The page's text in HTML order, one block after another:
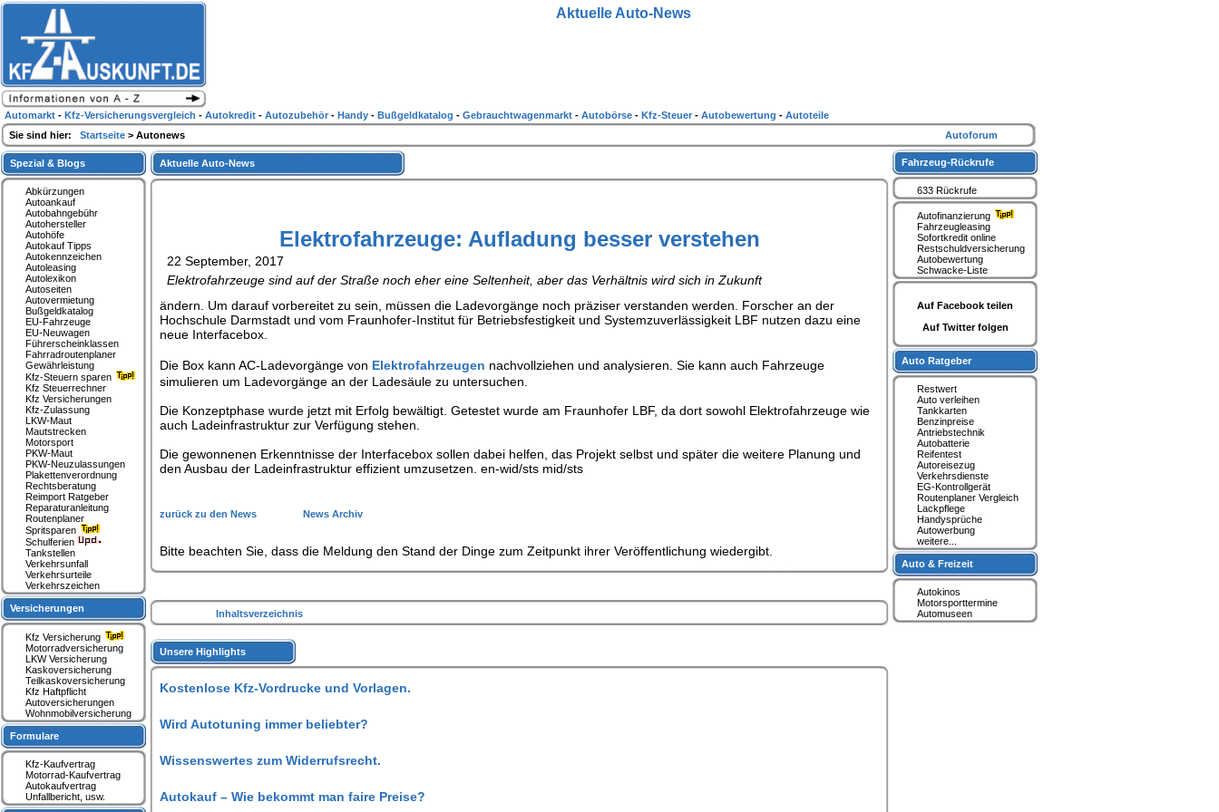
Aktuelle Auto-News
Elektrofahrzeuge: Aufladung besser verstehen
22 September, 2017
Elektrofahrzeuge sind auf der Straße noch eher eine Seltenheit, aber das Verhältnis wird sich in Zukunft
ändern. Um darauf vorbereitet zu sein, müssen die Ladevorgänge noch präziser verstanden werden. Forscher an der
Hochschule Darmstadt und vom Fraunhofer-Institut für Betriebsfestigkeit und Systemzuverlässigkeit LBF nutzen dazu eine
neue Interfacebox.
Die Box kann AC-Ladevorgänge von Elektrofahrzeugen nachvollziehen und analysieren. Sie kann auch Fahrzeuge
simulieren um Ladevorgänge an der Ladesäule zu untersuchen.
Die Konzeptphase wurde jetzt mit Erfolg bewältigt. Getestet wurde am Fraunhofer LBF, da dort sowohl Elektrofahrzeuge wie
auch Ladeinfrastruktur zur Verfügung stehen.
Die gewonnenen Erkenntnisse der Interfacebox sollen dabei helfen, das Projekt selbst und später die weitere Planung und
den Ausbau der Ladeinfrastruktur effizient umzusetzen. en-wid/sts mid/sts
zurück zu den News News Archiv
Bitte beachten Sie, dass die Meldung den Stand der Dinge zum Zeitpunkt ihrer Veröffentlichung wiedergibt.
Inhaltsverzeichnis
Unsere Highlights
Kostenlose Kfz-Vordrucke und Vorlagen.
Wird Autotuning immer beliebter?
Wissenswertes zum Widerrufsrecht.
Autokauf – Wie bekommt man faire Preise?
Spezial & Blogs
Abkürzungen
Autoankauf
Autobahngebühr
Autohersteller
Autohöfe
Autokauf Tipps
Autokennzeichen
Autoleasing
Autolexikon
Autoseiten
Autovermietung
Bußgeldkatalog
EU-Fahrzeuge
EU-Neuwagen
Führerscheinklassen
Fahrradroutenplaner
Gewährleistung
Kfz-Steuern sparen
Kfz Steuerrechner
Kfz Versicherungen
Kfz-Zulassung
LKW-Maut
Mautstrecken
Motorsport
PKW-Maut
PKW-Neuzulassungen
Plakettenverordnung
Rechtsberatung
Reimport Ratgeber
Reparaturanleitung
Routenplaner
Spritsparen
Schulferien
Tankstellen
Verkehrsunfall
Verkehrsurteile
Verkehrszeichen
Versicherungen
Kfz Versicherung
Motorradversicherung
LKW Versicherung
Kaskoversicherung
Teilkaskoversicherung
Kfz Haftpflicht
Autoversicherungen
Wohnmobilversicherung
Formulare
Kfz-Kaufvertrag
Motorrad-Kaufvertrag
Autokaufvertrag
Unfallbericht, usw.
Fahrzeug-Rückrufe
633 Rückrufe
Autofinanzierung
Fahrzeugleasing
Sofortkredit online
Restschuldversicherung
Autobewertung
Schwacke-Liste
Auf Facebook teilen
Auf Twitter folgen
Auto Ratgeber
Restwert
Auto verleihen
Tankkarten
Benzinpreise
Antriebstechnik
Autobatterie
Reifentest
Autoreisezug
Verkehrsdienste
EG-Kontrollgerät
Routenplaner Vergleich
Lackpflege
Handysprüche
Autowerbung
weitere...
Auto & Freizeit
Autokinos
Motorsporttermine
Automuseen
Aktuelle Auto-News
Automarkt - Kfz-Versicherungsvergleich - Autokredit - Autozubehör - Handy - Bußgeldkatalog - Gebrauchtwagenmarkt - Autobörse - Kfz-Steuer - Autobewertung - Autoteile
Sie sind hier: Startseite > Autonews Autoforum